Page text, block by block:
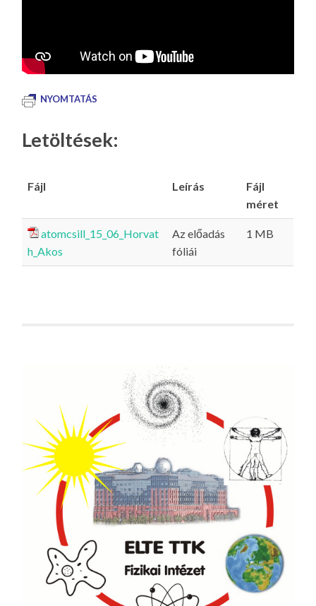
NYOMTATÁS
Letöltések:
Fájl Leírás
Fájl
méret
atomcsill_15_06_Horvat
h_Akos
Az előadás
fóliái
1 MB